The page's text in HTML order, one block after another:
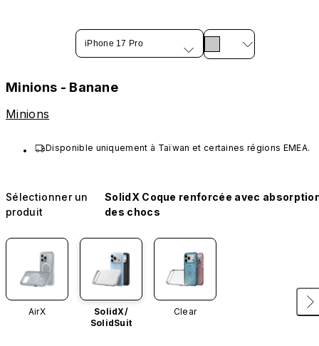
iPhone 17 Pro
Minions - Banane
Minions
Disponible uniquement à Taïwan et certaines régions EMEA.
Sélectionner un
produit
SolidX Coque renforcée avec
des chocs
AirX
SolidX/
SolidSuit
Clear